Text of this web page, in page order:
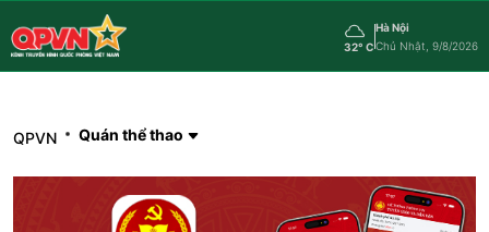
32° C
Hà Nội
Chủ Nhật, 9/8/2026
QPVN Quán thể thao